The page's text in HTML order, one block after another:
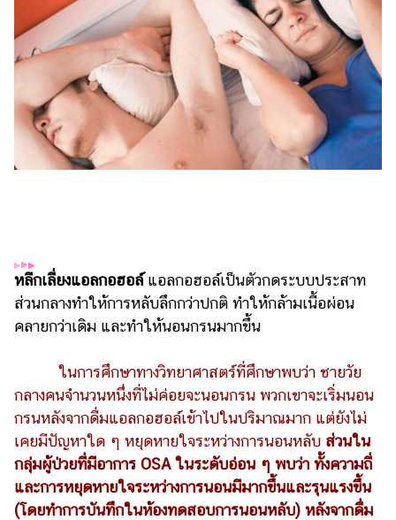
ราคา
น้ำมัน
ไร
ตี้
สัตว์
เลี้ยง
บริการ
แอปฯ
กระปุก
คอร์ส
ออนไลน์
หลีกเลี่ยงแอลกอฮอล์แอลกอฮอล์เป็นตัวกดระบบประสาท
ส่วนกลางทำให้การหลับลึกกว่าปกติ ทำให้กล้ามเนื้อผ่อน
คลายกว่าเดิม และทำให้นอนกรนมากขึ้น
ในการศึกษาทางวิทยาศาสตร์ที่ศึกษาพบว่า ชายวัย
กลางคนจำนวนหนึ่งที่ไม่ค่อยจะนอนกรน พวกเขาจะเริ่มนอน
กรนหลังจากดื่มแอลกอฮอล์เข้าไปในปริมาณมาก แต่ยังไม่
เคยมีปัญหาใด ๆ หยุดหายใจระหว่างการนอนหลับ ส่วนใน
กลุ่มผู้ป่วยที่มีอาการ OSA ในระดับอ่อน ๆ พบว่า ทั้งความถี่
และการหยุดหายใจระหว่างการนอนมีมากขึ้นและรุนแรงขึ้น
(โดยทำการบันทึกในห้องทดสอบการนอนหลับ) หลังจากดื่ม